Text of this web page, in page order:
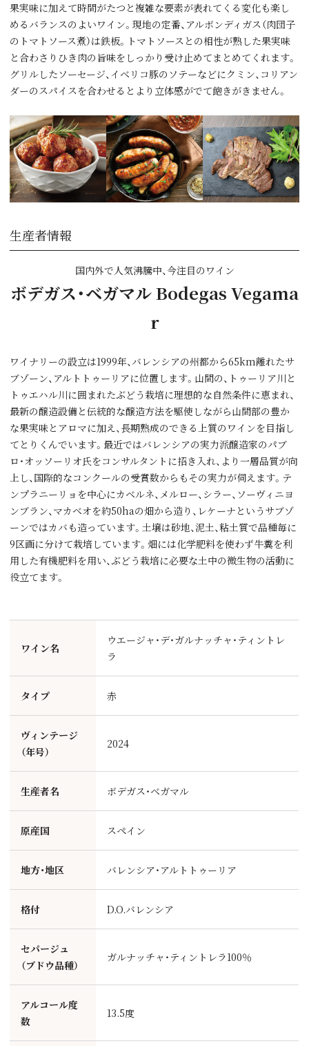
果実味に加えて時間がたつと複雑な要素が表れてくる変化も楽し
めるバランスのよいワイン。現地の定番、アルボンディガス（肉団子
のトマトソース煮）は鉄板。トマトソースとの相性が熟した果実味
と合わさりひき肉の旨味をしっかり受け止めてまとめてくれます。
グリルしたソーセージ、イベリコ豚のソテーなどにクミン、コリアン
ダーのスパイスを合わせるとより立体感がでて飽きがきません。
生産者情報
国内外で人気沸騰中、今注目のワイン
ボデガス・ベガマル Bodegas Vegama
r
ワイナリーの設立は1999年、バレンシアの州都から65km離れたサ
ブゾーン、アルトトゥーリアに位置します。山間の、トゥーリア川と
トゥエハル川に囲まれたぶどう栽培に理想的な自然条件に恵まれ、
最新の醸造設備と伝統的な醸造方法を駆使しながら山間部の豊か
な果実味とアロマに加え、長期熟成のできる上質のワインを目指し
てとりくんでいます。最近ではバレンシアの実力派醸造家のパブ
ロ・オッソーリオ氏をコンサルタントに招き入れ、より一層品質が向
上し、国際的なコンクールの受賞数からもその実力が伺えます。テ
ンプラニーリョを中心にカベルネ、メルロー、シラー、ソーヴィニヨ
ンブラン、マカベオを約50haの畑から造り、レケーナというサブゾ
ーンではカバも造っています。土壌は砂地、泥土、粘土質で品種毎に
9区画に分けて栽培しています。畑には化学肥料を使わず牛糞を利
用した有機肥料を用い、ぶどう栽培に必要な土中の微生物の活動に
役立てます。
ワイン名
ウエージャ・デ・ガルナッチャ・ティントレ
ラ
タイプ 赤
ヴィンテージ
（年号）
2024
生産者名 ボデガス・ベガマル
原産国 スペイン
地方・地区 バレンシア・アルトトゥーリア
格付 D.O.バレンシア
セパージュ
（ブドウ品種）
ガルナッチャ・ティントレラ100％
アルコール度
数
13.5度